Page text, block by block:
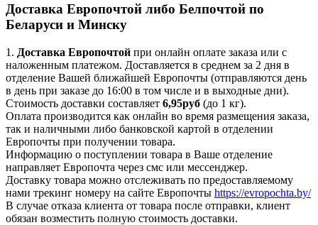
Доставка Европочтой либо Белпочтой по
Беларуси и Минску
1. Доставка Европочтой при онлайн оплате заказа или с
наложенным платежом. Доставляется в среднем за 2 дня в
отделение Вашей ближайшей Европочты (отправляются день
в день при заказе до 16:00 в том числе и в выходные дни).
Стоимость доставки составляет 6,95руб (до 1 кг).
Оплата производится как онлайн во время размещения заказа,
так и наличными либо банковской картой в отделении
Европочты при получении товара.
Информацию о поступлении товара в Ваше отделение
направляет Европочта через смс или мессенджер.
Доставку товара можно отслеживать по предоставляемому
нами трекинг номеру на сайте Европочты https://evropochta.by/
В случае отказа клиента от товара после отправки, клиент
обязан возместить полную стоимость доставки.